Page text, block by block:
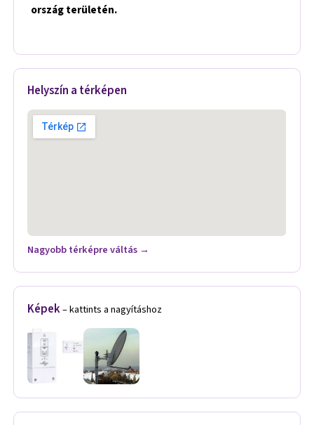
ország területén.
Helyszín a térképen
Nagyobb térképre váltás →
Képek– kattints a nagyításhoz